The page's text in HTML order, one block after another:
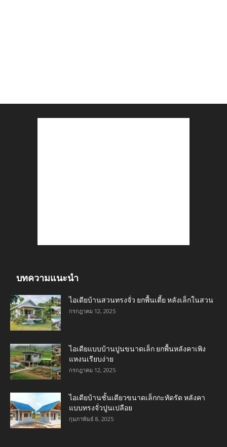
บทความแนะนำ
ไอเดียบ้านสวนทรงจั่ว ยกพื้นเตี้ย หลังเล็กในสวน
กรกฎาคม 12, 2025
ไอเดียแบบบ้านปูนขนาดเล็ก ยกพื้นหลังคาเพิง
แหงนเรียบง่าย
กรกฎาคม 12, 2025
ไอเดียบ้านชั้นเดียวขนาดเล็กกะทัดรัด หลังคา
แบบทรงจั่วปูนเปลือย
กุมภาพันธ์ 8, 2025